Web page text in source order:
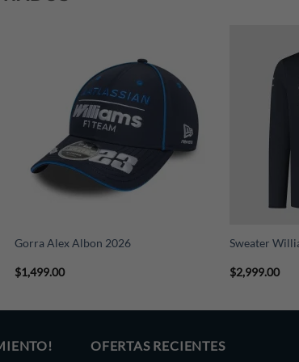
Gorra Alex Albon 2026
$1,499.00
Sweater
$2,999.00
OFERTAS RECIENTES